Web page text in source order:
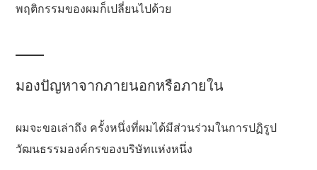
พฤติกรรมของผมก็เปลี่ยนไปด้วย
มองปัญหาจากภายนอกหรือภายใน
ผมจะขอเล่าถึง ครั้งหนึ่งที่ผมได้มีส่วนร่วมในการปฏิรูป
วัฒนธรรมองค์กรของบริษัทแห่งหนึ่ง